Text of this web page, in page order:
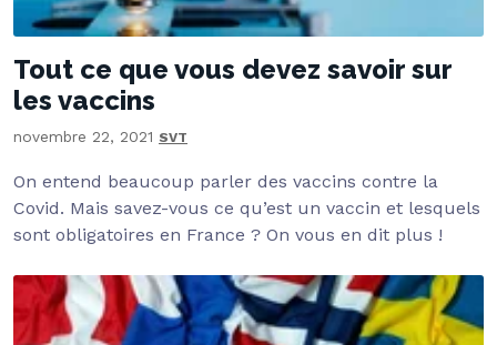
Tout ce que vous devez savoir sur
les vaccins
novembre 22, 2021 SVT
On entend beaucoup parler des vaccins contre la
Covid. Mais savez-vous ce qu’est un vaccin et lesquels
sont obligatoires en France ? On vous en dit plus !